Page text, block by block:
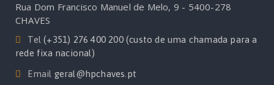
Rua Dom Francisco Manuel de Melo, 9 - 5400-278
CHAVES
Tel(+351) 276 400 200 (custo de uma chamada para a
rede fixa nacional)
Email geral@hpchaves.pt